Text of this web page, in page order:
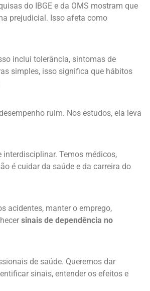
do IBGE e da OMS mostram que
prejudicial. Isso afeta como
inclui tolerância, sintomas de
simples, isso significa que hábitos
ruim. Nos estudos, ela leva
Temos médicos,
é cuidar da saúde e da carreira do
acidentes, manter o emprego,
sinais de dependência no
de saúde. Queremos dar
sinais, entender os efeitos e